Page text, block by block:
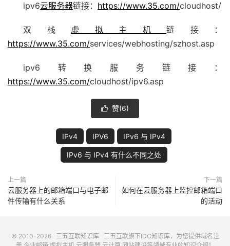
ipv6云服务器链接： https://www.35.com/cloudhost/
双栈 虚拟主机 链接：
https://www.35.com/services/webhosting/szhost.asp
ipv6转换服务链接：
https://www.35.com/cloudhost/ipv6.asp
 赞(6)
IPv4 IPV6 IPv6 与 IPv4
IPv6 与 IPv4 有什么不同之处
上一篇
云服务器上的邮箱端口与电子邮
件传输有什么关系
下一篇
如何在云服务器上监控邮箱端口
的活动
© 2010-2026 三五互联知识库 三五互联旗下IDC知识库，为您提供域名注